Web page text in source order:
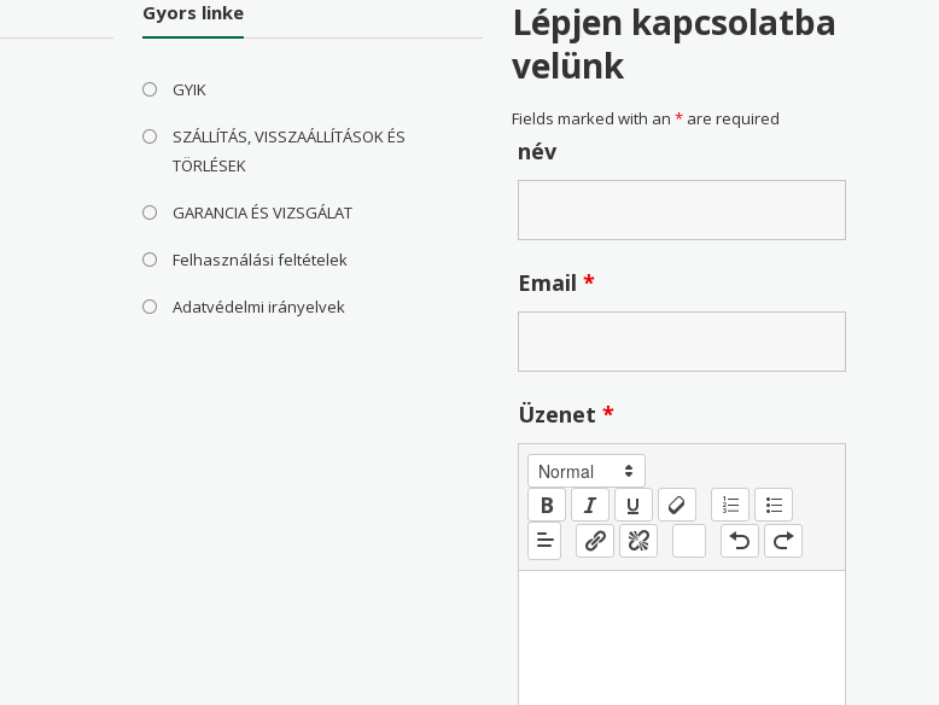
Gyors linke
GYIK
SZÁLLÍTÁS, VISSZAÁLLÍTÁSOK ÉS
TÖRLÉSEK
GARANCIA ÉS VIZSGÁLAT
Felhasználási feltételek
Adatvédelmi irányelvek
Lépjen kapcsolatba
velünk
Fields marked with an* are required
név
Email*
Üzenet*